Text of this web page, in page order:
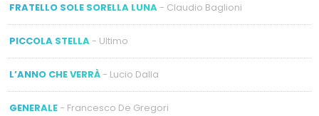
FRATELLO SOLE SORELLA LUNA- Claudio Baglioni
PICCOLA STELLA- Ultimo
L’ANNO CHE VERRÀ- Lucio Dalla
GENERALE- Francesco De Gregori